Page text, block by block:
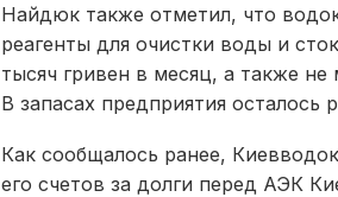
Найдюк также отметил, что
реагенты для очистки воды и
тысяч гривен в месяц, а также
В запасах предприятия осталось
Как сообщалось ранее,
его счетов за долги перед АЭК